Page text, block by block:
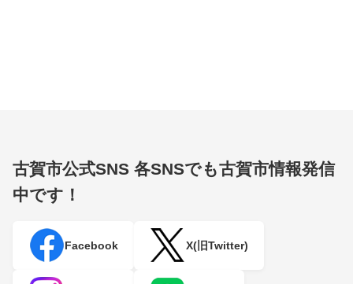
古賀市公式SNS 各SNSでも古賀市情報発信
中です！
Facebook X(旧Twitter)